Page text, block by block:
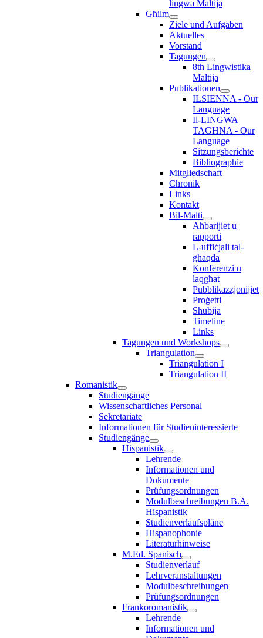
lingwa Maltija
Għilm
Ziele und Aufgaben
Aktuelles
Vorstand
Tagungen
8th Lingwistika
Maltija
Publikationen
ILSIENNA - Our
Language
Il-LINGWA
TAGĦNA - Our
Language
Sitzungsberichte
Bibliographie
Mitgliedschaft
Chronik
Links
Kontakt
Bil-Malti
Aħbarijiet u
rapporti
L-uffiċjali tal-
għaqda
Konferenzi u
laqgħat
Pubblikazzjonijiet
Proġetti
Sħubija
Timeline
Links
Tagungen und Workshops
Triangulation
Triangulation I
Triangulation II
Romanistik
Studiengänge
Wissenschaftliches Personal
Sekretariate
Informationen für Studieninteressierte
Studiengänge
Hispanistik
Lehrende
Informationen und
Dokumente
Prüfungsordnungen
Modulbeschreibungen B.A.
Hispanistik
Studienverlaufspläne
Hispanophonie
Literaturhinweise
M.Ed. Spanisch
Studienverlauf
Lehrveranstaltungen
Modulbeschreibungen
Prüfungsordnungen
Frankoromanistik
Lehrende
Informationen und